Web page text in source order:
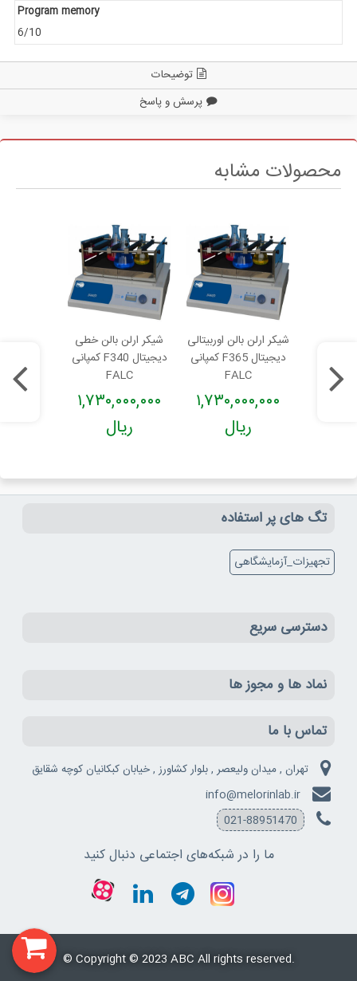
Program memory
6/10
توضیحات
پرسش و پاسخ
محصولات مشابه
شیکر ارلن بالن خطی
دیجیتال F340 کمپانی
FALC
۱,۷۳۰,۰۰۰,۰۰۰
ریال
شیکر ارلن بالن اوربیتالی
دیجیتال F365 کمپانی
FALC
۱,۷۳۰,۰۰۰,۰۰۰
ریال
تگ های پر استفاده
تجهیزات_آزمایشگاهی
دسترسی سریع
نماد ها و مجوز ها
تماس با ما
تهران , میدان ولیعصر , بلوار کشاورز , خیابان کبکانیان کوچه شقایق
info@melorinlab.ir
021-88951470
ما را در شبکه‌های اجتماعی دنبال کنید
© Copyright © 2023 ABC All rights reserved.